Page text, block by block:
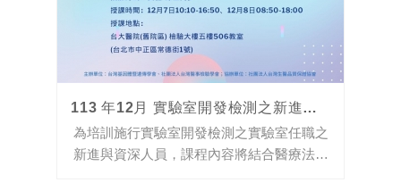
113 年12月 實驗室開發檢測之新進與資深實驗室人員訓練課程
為培訓施行實驗室開發檢測之實驗室任職之
新進與資深人員，課程內容將結合醫療法規